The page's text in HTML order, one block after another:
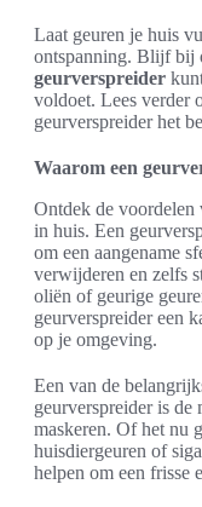
Laat geuren je huis
ontspanning. Blijf bij
geurverspreider
voldoet. Lees verder
geurverspreider het
Waarom een
Ontdek de voordelen
in huis. Een
om een aangename
verwijderen en zelfs
oliën of geurige
geurverspreider een
op je omgeving.
Een van de
geurverspreider is de
maskeren. Of het nu
huisdiergeuren of
helpen om een frisse